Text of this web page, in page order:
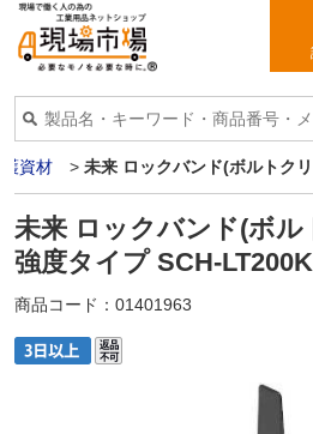
資材 > 未来 ロックバンド(ボルトク
未来 ロックバンド(ボル
強度タイプ SCH-LT200K
商品コード： 01401963